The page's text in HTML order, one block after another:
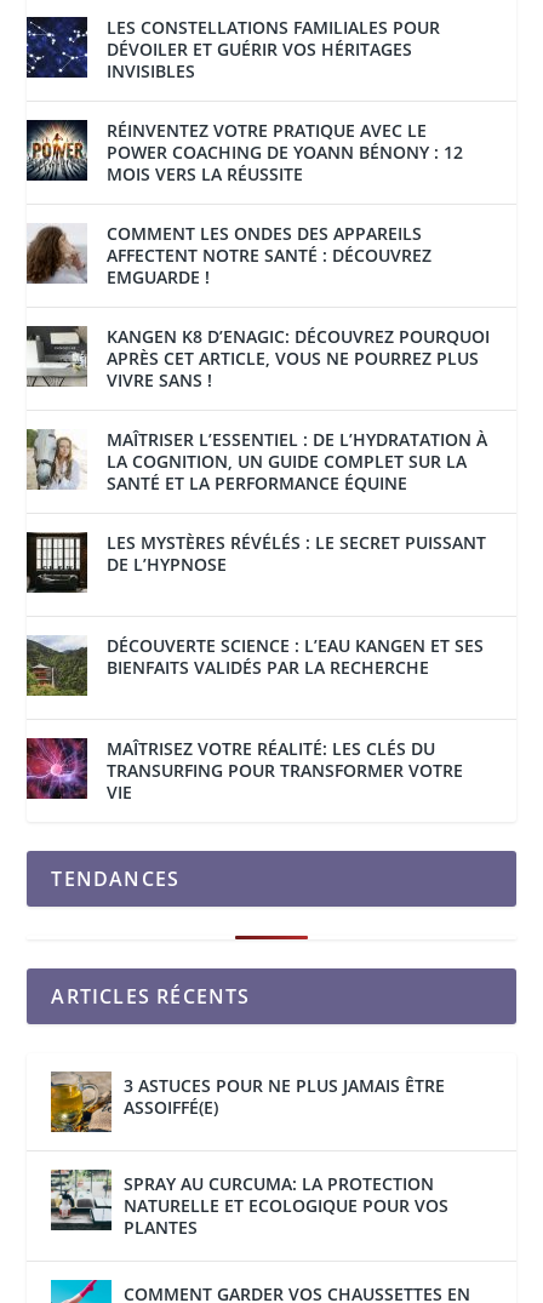
LES CONSTELLATIONS FAMILIALES POUR
DÉVOILER ET GUÉRIR VOS HÉRITAGES
INVISIBLES
RÉINVENTEZ VOTRE PRATIQUE AVEC LE
POWER COACHING DE YOANN BÉNONY : 12
MOIS VERS LA RÉUSSITE
COMMENT LES ONDES DES APPAREILS
AFFECTENT NOTRE SANTÉ : DÉCOUVREZ
EMGUARDE !
KANGEN K8 D’ENAGIC: DÉCOUVREZ POURQUOI
APRÈS CET ARTICLE, VOUS NE POURREZ PLUS
VIVRE SANS !
MAÎTRISER L’ESSENTIEL : DE L’HYDRATATION À
LA COGNITION, UN GUIDE COMPLET SUR LA
SANTÉ ET LA PERFORMANCE ÉQUINE
LES MYSTÈRES RÉVÉLÉS : LE SECRET PUISSANT
DE L’HYPNOSE
DÉCOUVERTE SCIENCE : L’EAU KANGEN ET SES
BIENFAITS VALIDÉS PAR LA RECHERCHE
MAÎTRISEZ VOTRE RÉALITÉ: LES CLÉS DU
TRANSURFING POUR TRANSFORMER VOTRE
VIE
TENDANCES
ARTICLES RÉCENTS
3 ASTUCES POUR NE PLUS JAMAIS ÊTRE
ASSOIFFÉ(E)
SPRAY AU CURCUMA: LA PROTECTION
NATURELLE ET ECOLOGIQUE POUR VOS
PLANTES
COMMENT GARDER VOS CHAUSSETTES EN